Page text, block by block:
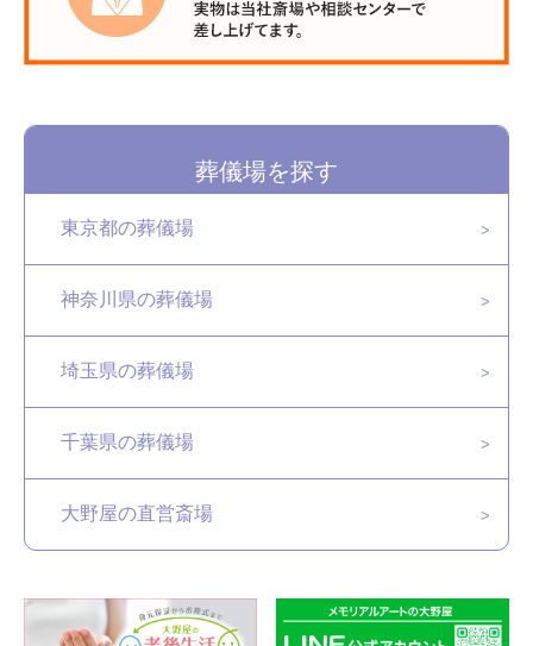
葬儀場を探す
東京都の葬儀場
神奈川県の葬儀場
埼玉県の葬儀場
千葉県の葬儀場
大野屋の直営斎場